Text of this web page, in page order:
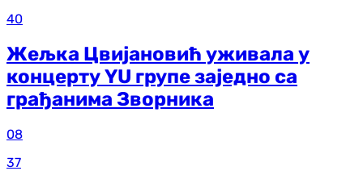
40
Жељка Цвијановић уживала у
концерту YU групе заједно са
грађанима Зворника
08
37